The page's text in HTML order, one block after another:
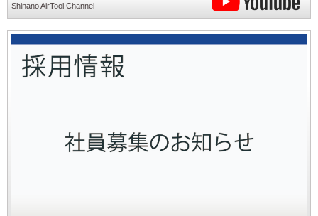
Shinano AirTool Channel